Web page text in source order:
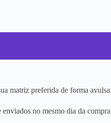
matriz preferida de forma
enviados no mesmo dia da